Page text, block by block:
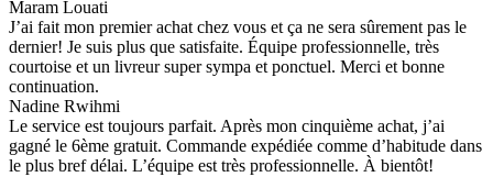
Maram Louati
J’ai fait mon premier achat chez vous et ça ne sera sûrement pas le
dernier! Je suis plus que satisfaite. Équipe professionnelle, très
courtoise et un livreur super sympa et ponctuel. Merci et bonne
continuation.
Nadine Rwihmi
Le service est toujours parfait. Après mon cinquième achat, j’ai
gagné le 6ème gratuit. Commande expédiée comme d’habitude dans
le plus bref délai. L’équipe est très professionnelle. À bientôt!